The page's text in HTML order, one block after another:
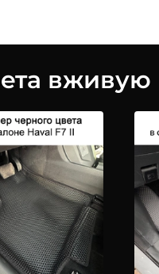
вживую